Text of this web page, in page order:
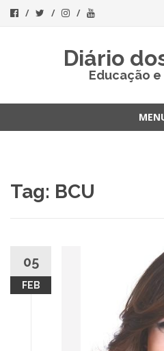
Diário
Educação
Tag: BCU
05
FEB